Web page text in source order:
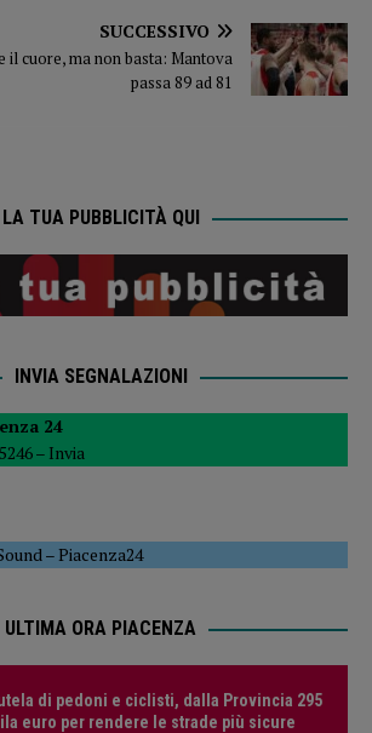
SUCCESSIVO
il cuore, ma non basta: Mantova
passa 89 ad 81
LA TUA PUBBLICITÀ QUI
INVIA SEGNALAZIONI
24
– Invia
–Piacenza24
ULTIMA ORA PIACENZA
di pedoni e ciclisti, dalla Provincia 295
euro per rendere le strade più sicure